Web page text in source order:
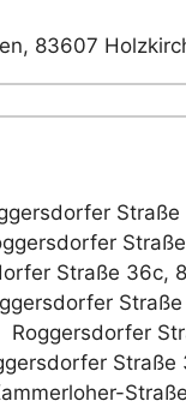
83607
Straße 36c,
Roggersdorfer